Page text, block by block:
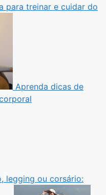
para treinar e cuidar do
Aprenda dicas de
legging ou corsário: